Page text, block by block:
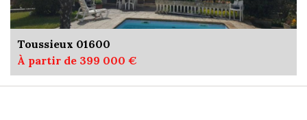
Toussieux 01600
À partir de 399 000 €